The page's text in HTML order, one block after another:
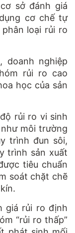
sở đánh giá
cơ chế tự
loại rủi ro
nghiệp
rủi ro cao
học của sản
rủi ro vi sinh
môi trường
trình đun sôi,
trình sản xuất
tiêu chuẩn
soát chặt chẽ
giá rủi ro định
“rủi ro thấp”